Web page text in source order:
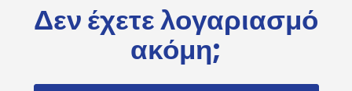
Δεν έχετε λογαριασμό
ακόμη;